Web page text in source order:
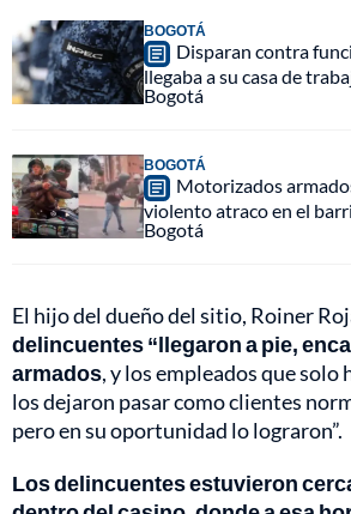
BOGOTÁ
Disparan contra
llegaba a su casa de
Bogotá
BOGOTÁ
Motorizados
violento atraco en el
Bogotá
El hijo del dueño del sitio, Roiner
delincuentes “llegaron a pie,
armados, y los empleados que solo
los dejaron pasar como clientes
pero en su oportunidad lo lograron”.
Los delincuentes estuvieron